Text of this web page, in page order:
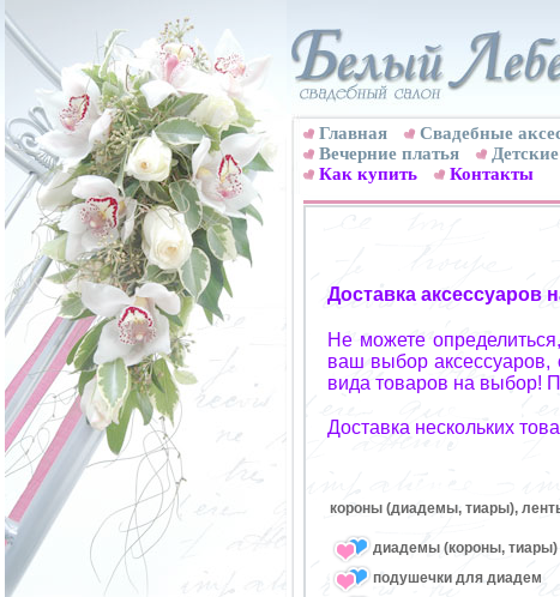
Главная Свадебные
Вечерние платья
Как купить
Контакты
Доставка аксессуаров
Не можете
ваш выбор аксессуаров,
вида товаров на выбор!
Доставка нескольких
короны (диадемы, тиары),
диадемы (короны, тиары)
подушечки для диадем